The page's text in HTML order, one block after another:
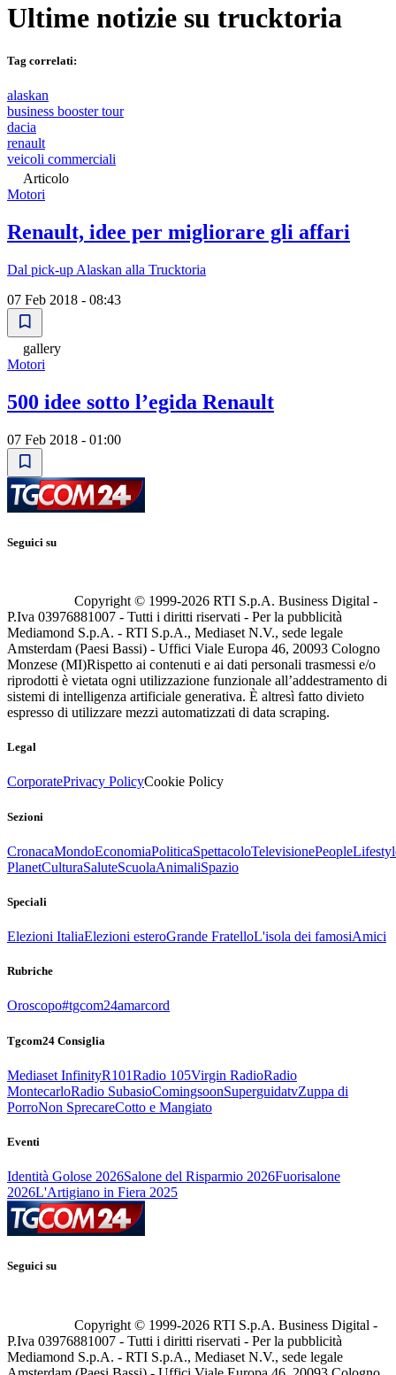
Ultime notizie su trucktoria
Tag correlati:
alaskan
business booster tour
dacia
renault
veicoli commerciali
Articolo
Motori
Renault, idee per migliorare gli affari
Dal pick-up Alaskan alla Trucktoria
07 Feb 2018 - 08:43
gallery
Motori
500 idee sotto lʼegida Renault
07 Feb 2018 - 01:00
Seguici su
Copyright © 1999-2026 RTI S.p.A. Business Digital -
P.Iva 03976881007 - Tutti i diritti riservati - Per la pubblicità
Mediamond S.p.A. - RTI S.p.A., Mediaset N.V., sede legale
Amsterdam (Paesi Bassi) - Uffici Viale Europa 46, 20093 Cologno
Monzese (MI)Rispetto ai contenuti e ai dati personali trasmessi e/o
riprodotti è vietata ogni utilizzazione funzionale all’addestramento di
sistemi di intelligenza artificiale generativa. È altresì fatto divieto
espresso di utilizzare mezzi automatizzati di data scraping.
Legal
CorporatePrivacy PolicyCookie Policy
Sezioni
CronacaMondoEconomiaPoliticaSpettacoloTelevisionePeople
PlanetCulturaSaluteScuolaAnimaliSpazio
Speciali
Elezioni ItaliaElezioni esteroGrande FratelloL'isola dei famosiAmici
Rubriche
Oroscopo#tgcom24amarcord
Tgcom24 Consiglia
Mediaset InfinityR101Radio 105Virgin RadioRadio
MontecarloRadio SubasioComingsoonSuperguidatvZuppa di
PorroNon SprecareCotto e Mangiato
Eventi
Identità Golose 2026Salone del Risparmio 2026Fuorisalone
2026L'Artigiano in Fiera 2025
Seguici su
Copyright © 1999-2026 RTI S.p.A. Business Digital -
P.Iva 03976881007 - Tutti i diritti riservati - Per la pubblicità
Mediamond S.p.A. - RTI S.p.A., Mediaset N.V., sede legale